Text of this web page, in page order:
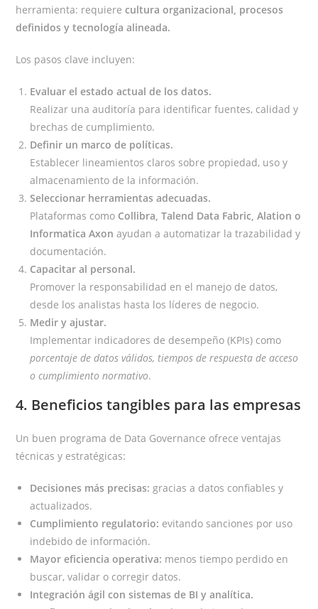
herramienta: requierecultura organizacional, procesos
definidos y tecnología alineada.
Los pasos clave incluyen:
Evaluar el estado actual de los datos.
Realizar una auditoría para identificar fuentes, calidad y
brechas de cumplimiento.
Definir un marco de políticas.
Establecer lineamientos claros sobre propiedad, uso y
almacenamiento de la información.
Seleccionar herramientas adecuadas.
Plataformas como Collibra, Talend Data Fabric, Alation o
Informatica Axon ayudan a automatizar la trazabilidad y
documentación.
Capacitar al personal.
Promover la responsabilidad en el manejo de datos,
desde los analistas hasta los líderes de negocio.
Medir y ajustar.
Implementar indicadores de desempeño (KPIs) como
porcentaje de datos válidos, tiempos de respuesta de acceso
o cumplimiento normativo.
4. Beneficios tangibles para las empresas
Un buen programa de Data Governance ofrece ventajas
técnicas y estratégicas:
Decisiones más precisas: gracias a datos confiables y
actualizados.
Cumplimiento regulatorio: evitando sanciones por uso
indebido de información.
Mayor eficiencia operativa: menos tiempo perdido en
buscar, validar o corregir datos.
Integración ágil con sistemas de BI y analítica.